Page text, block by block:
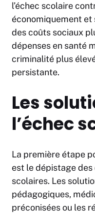
l’échec scolaire
économiquement
des coûts sociaux
dépenses en santé
criminalité plus
persistante.
Les
l’échec
La première étape
est le dépistage
scolaires. Les
pédagogiques,
préconisées ou les